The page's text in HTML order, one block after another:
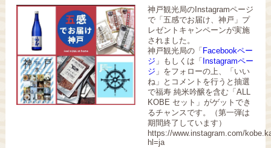
神戸観光局のInstagramページ
で「五感でお届け、神戸」プ
レゼントキャンペーンが実施
されました。
神戸観光局の「 Facebookペー
ジ 」もしくは「 Instagramペー
ジ 」をフォローの上、「いい
ね」とコメントを行うと抽選
で福寿 純米吟醸を含む「ALL
KOBE セット」がゲットでき
るチャンスです。（第一弾は
期間終了しています）
https://www.instagram.com/
hl=ja